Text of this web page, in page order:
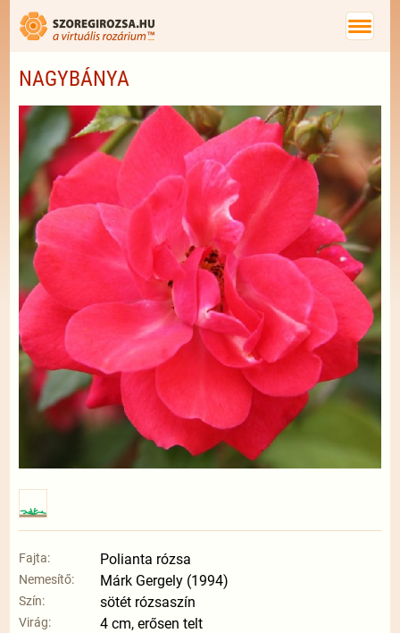
NAGYBÁNYA
Fajta: Polianta rózsa
Nemesítő: Márk Gergely (1994)
Szín: sötét rózsaszín
Virág: 4 cm, erősen telt